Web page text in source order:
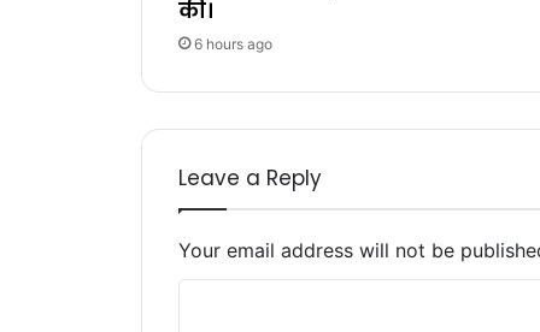
की।
6 hours ago
Leave a Reply
Your email address will not be